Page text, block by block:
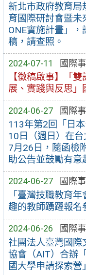
新北市政府教育局
育國際研討會暨未
ONE實施計畫」
稿，請查照。
2024-07-11 國際
【徵稿啟事】「
展、實踐與反思」
2024-06-27 國際
113年第2回「日
10日（週日）在
7月26日，隨函檢
助公告並鼓勵有意
2024-06-27 國際
「臺灣技職教育
趣的教師踴躍報名
2024-06-26 國際
社團法人臺灣國際
協會（AIT）合辦
國大學申請探索營」